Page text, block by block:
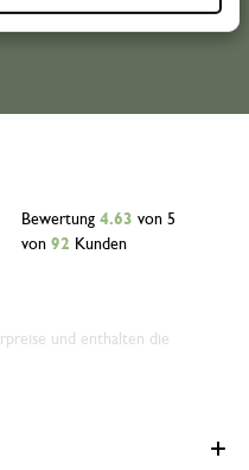
Bewertung 4.63 von 5
von 92 Kunden
und enthalten die